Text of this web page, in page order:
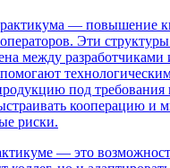
— повышение
Эти
между
под
кооперацию и
риски.
— это